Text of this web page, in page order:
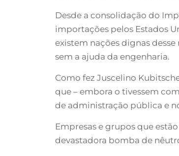
Desde a consolidação do
importações pelos Estados
existem nações dignas
sem a ajuda da engenharia.
Como fez Juscelino
que – embora o tivessem
de administração pública e
Empresas e grupos que
devastadora bomba de